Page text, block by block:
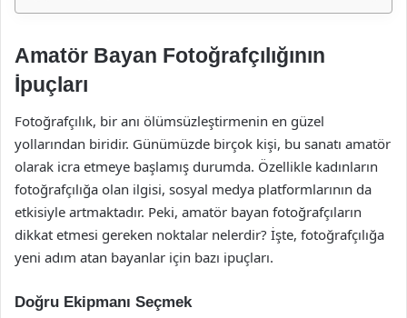
Amatör Bayan Fotoğrafçılığının
İpuçları
Fotoğrafçılık, bir anı ölümsüzleştirmenin en güzel
yollarından biridir. Günümüzde birçok kişi, bu sanatı amatör
olarak icra etmeye başlamış durumda. Özellikle kadınların
fotoğrafçılığa olan ilgisi, sosyal medya platformlarının da
etkisiyle artmaktadır. Peki, amatör bayan fotoğrafçıların
dikkat etmesi gereken noktalar nelerdir? İşte, fotoğrafçılığa
yeni adım atan bayanlar için bazı ipuçları.
Doğru Ekipmanı Seçmek